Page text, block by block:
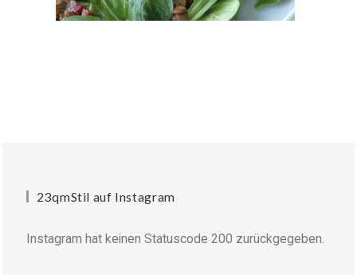
23qmStil auf Instagram
Instagram hat keinen Statuscode 200 zurückgegeben.